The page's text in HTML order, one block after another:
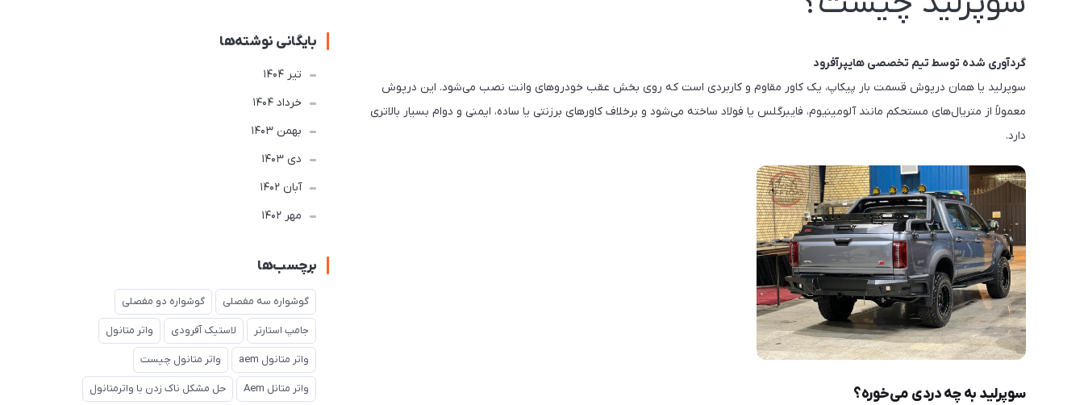
گردآوری شده توسط تیم تخصصی هایپرآفرود
سوپرلید یا همان درپوش قسمت بار پیکاپ، یک کاور مقاوم و کاربردی است که روی بخش عقب خودروهای وانت نصب می‌شود. این درپوش
معمولاً از متریال‌های مستحکم مانند آلومینیوم، فایبرگلس یا فولاد ساخته می‌شود و برخلاف کاورهای برزنتی یا ساده، ایمنی و دوام بسیار بالاتری
دارد.
سوپرلید به چه دردی می‌خوره؟
بایگانی نوشته‌ها
تير 1404
خرداد 1404
بهمن 1403
دی 1403
آبان 1402
مهر 1402
برچسب‌ها
گوشواره سه مفصلی گوشواره دو مفصلی
جامپ استارتر لاستیک آفرودی واتر متانول
واتر متانول aem واتر متانول چیست
واتر متانل Aem حل مشکل ناک زدن با واترمتانول